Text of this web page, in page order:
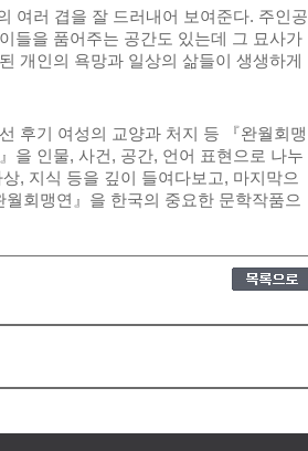
여러 겹을 잘 드러내어 보여준다. 주인공
들을 품어주는 공간도 있는데 그 묘사가
개인의 욕망과 일상의 삶들이 생생하게
후기 여성의 교양과 처지 등 『완월회맹
을 인물, 사건, 공간, 언어 표현으로 나누
, 지식 등을 깊이 들여다보고, 마지막으
회맹연』을 한국의 중요한 문학작품으